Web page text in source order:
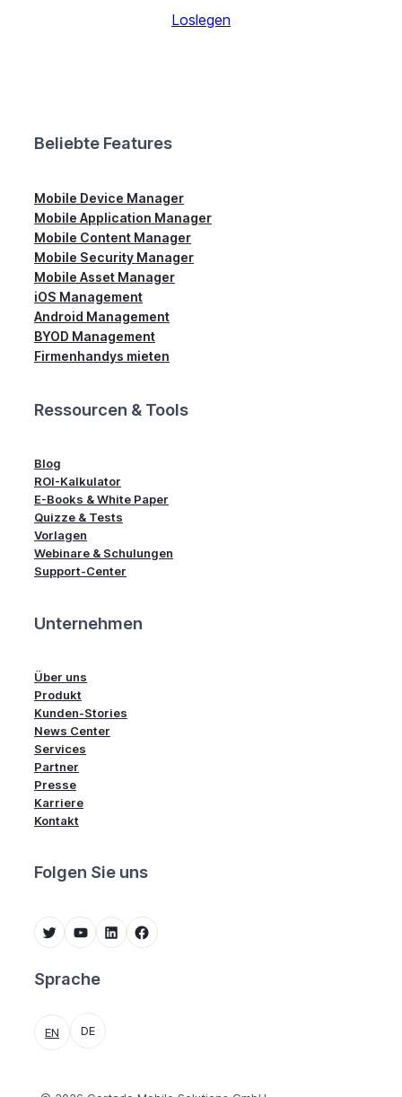
Loslegen
Beliebte Features
Mobile Device Manager
Mobile Application Manager
Mobile Content Manager
Mobile Security Manager
Mobile Asset Manager
iOS Management
Android Management
BYOD Management
Firmenhandys mieten
Ressourcen & Tools
Blog
ROI-Kalkulator
E-Books & White Paper
Quizze & Tests
Vorlagen
Webinare & Schulungen
Support-Center
Unternehmen
Über uns
Produkt
Kunden-Stories
News Center
Services
Partner
Presse
Karriere
Kontakt
Folgen Sie uns
Twitter YouTube LinkedIn Facebook
Sprache
EN DE